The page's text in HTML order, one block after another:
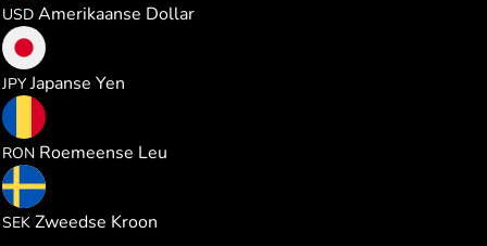
USD Amerikaanse Dollar
JPY Japanse Yen
RON Roemeense Leu
SEK Zweedse Kroon